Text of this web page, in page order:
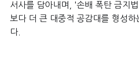
서사를 담아내며, '손배 폭탄 금지
보다 더 큰 대중적 공감대를 형성하
다.